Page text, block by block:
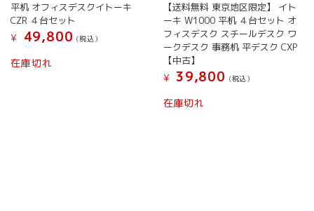
平机 オフィスデスクイトーキ
CZR ４台セット
¥
49,800 (税込）
在庫切れ
【送料無料 東京地区限定】 イト
ーキ W1000 平机 ４台セット オ
フィスデスク スチールデスク ワ
ークデスク 事務机 平デスク CXP
【中古】
¥
39,800 (税込）
在庫切れ